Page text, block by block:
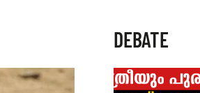
DEBATE